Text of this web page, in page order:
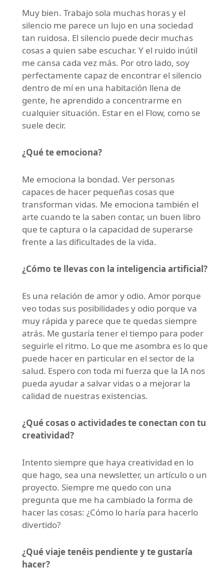
Muy bien. Trabajo sola muchas horas y el
silencio me parece un lujo en una sociedad
tan ruidosa. El silencio puede decir muchas
cosas a quien sabe escuchar. Y el ruido inútil
me cansa cada vez más. Por otro lado, soy
perfectamente capaz de encontrar el silencio
dentro de mí en una habitación llena de
gente, he aprendido a concentrarme en
cualquier situación. Estar en el Flow, como se
suele decir.
¿Qué te emociona?
Me emociona la bondad. Ver personas
capaces de hacer pequeñas cosas que
transforman vidas. Me emociona también el
arte cuando te la saben contar, un buen libro
que te captura o la capacidad de superarse
frente a las dificultades de la vida.
¿Cómo te llevas con la inteligencia artificial?
Es una relación de amor y odio. Amor porque
veo todas sus posibilidades y odio porque va
muy rápida y parece que te quedas siempre
atrás. Me gustaría tener el tiempo para poder
seguirle el ritmo. Lo que me asombra es lo que
puede hacer en particular en el sector de la
salud. Espero con toda mi fuerza que la IA nos
pueda ayudar a salvar vidas o a mejorar la
calidad de nuestras existencias.
¿Qué cosas o actividades te conectan con tu
creatividad?
Intento siempre que haya creatividad en lo
que hago, sea una newsletter, un artículo o un
proyecto. Siempre me quedo con una
pregunta que me ha cambiado la forma de
hacer las cosas: ¿Cómo lo haría para hacerlo
divertido?
¿Qué viaje tenéis pendiente y te gustaría
hacer?